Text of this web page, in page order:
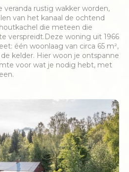
veranda rustig wakker worden,
van het kanaal de ochtend
die meteen die
verspreidt.Deze woning uit 1966
één woonlaag van circa 65 m²,
kelder. Hier woon je ontspanne
voor wat je nodig hebt, met